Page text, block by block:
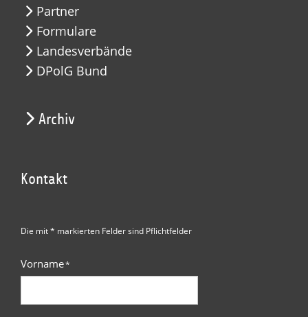
Partner
Formulare
Landesverbände
DPolG Bund
Archiv
Kontakt
Die mit * markierten Felder sind Pflichtfelder
Vorname*